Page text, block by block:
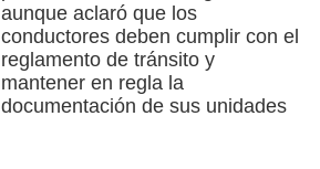
aunque aclaró que los
conductores deben cumplir con el
reglamento de tránsito y
mantener en regla la
documentación de sus unidades